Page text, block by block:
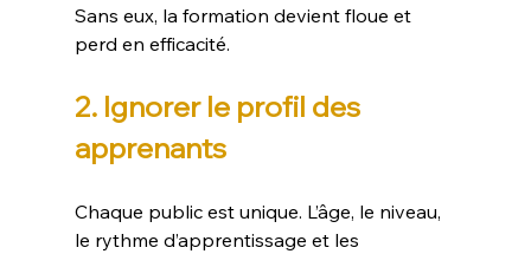
Sans eux, la formation devient floue et
perd en efficacité.
2. Ignorer le profil des
apprenants
Chaque public est unique. L’âge, le niveau,
le rythme d’apprentissage et les